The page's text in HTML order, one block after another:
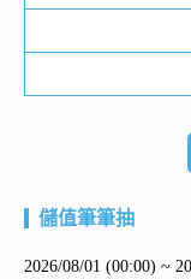
儲值筆筆抽
2026/08/01 (00:00) ~